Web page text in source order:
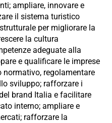
ampliare, innovare e
il sistema turistico
per migliorare la
la cultura
adeguate alla
e qualificare le imprese
normativo, regolamentare
sviluppo; rafforzare i
brand Italia e facilitare
interno; ampliare e
rafforzare la